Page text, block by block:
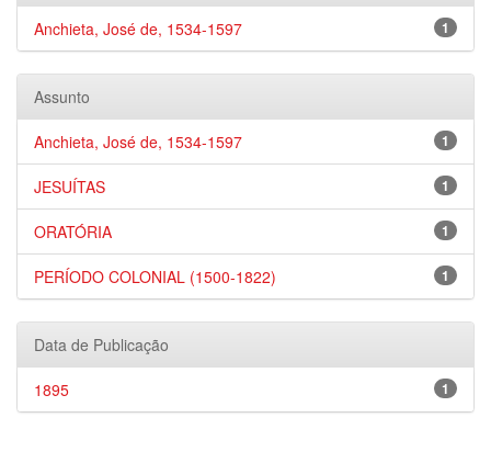
1
Anchieta, José de, 1534-1597
Assunto
1
Anchieta, José de, 1534-1597
1
JESUÍTAS
1
ORATÓRIA
1
PERÍODO COLONIAL (1500-1822)
Data de Publicação
1
1895